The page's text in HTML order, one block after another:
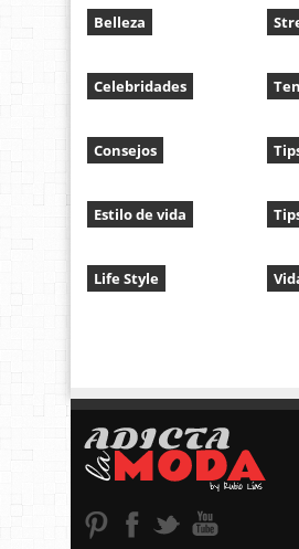
Belleza
Celebridades
Consejos
Estilo de vida
Life Style